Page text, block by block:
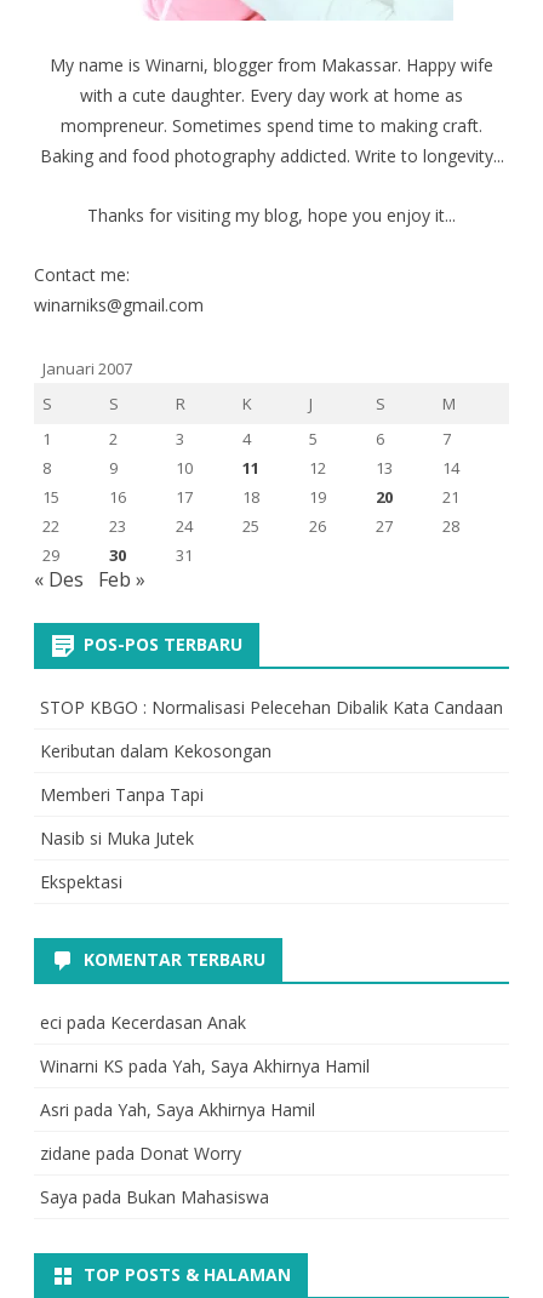
My name is Winarni, blogger from Makassar. Happy wife
with a cute daughter. Every day work at home as
mompreneur. Sometimes spend time to making craft.
Baking and food photography addicted. Write to longevity...
Thanks for visiting my blog, hope you enjoy it...
Contact me:
winarniks@gmail.com
Januari 2007
S
S R K J S
M
1
2 3 4 5 6
7
8
9 10 11 12 13
14
15
16 17 18 19 20
21
22
23 24 25 26 27
28
29
30 31
« Des Feb »
POS-POS TERBARU
STOP KBGO : Normalisasi Pelecehan Dibalik Kata Candaan
Keributan dalam Kekosongan
Memberi Tanpa Tapi
Nasib si Muka Jutek
Ekspektasi
KOMENTAR TERBARU
eci pada Kecerdasan Anak
Winarni KS pada Yah, Saya Akhirnya Hamil
Asri pada Yah, Saya Akhirnya Hamil
zidane pada Donat Worry
Saya pada Bukan Mahasiswa
TOP POSTS & HALAMAN